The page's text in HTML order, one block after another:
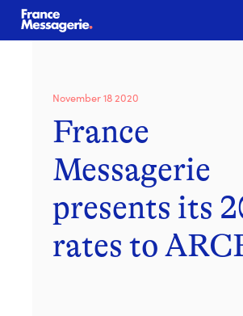
November 18 2020
France
Messagerie
presents its
rates to